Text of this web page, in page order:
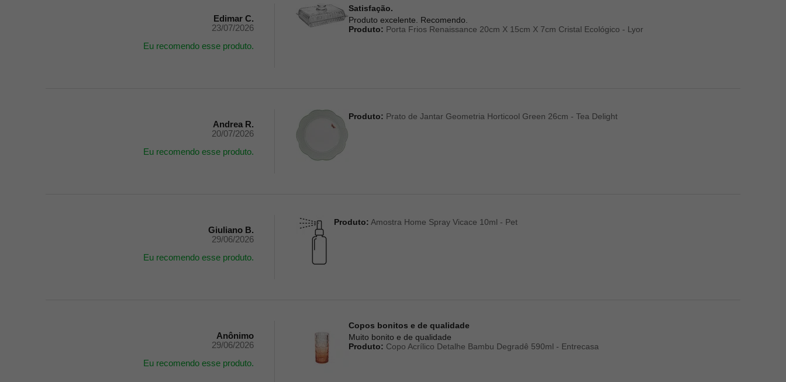
Edimar C.
23/07/2026
Eu recomendo esse produto.
Satisfação.
Produto excelente. Recomendo.
Produto: Porta Frios Renaissance 20cm X 15cm X 7cm Cristal Ecológico - Lyor
Andrea R.
20/07/2026
Eu recomendo esse produto.
Produto: Prato de Jantar Geometria Horticool Green 26cm - Tea Delight
Giuliano B.
29/06/2026
Eu recomendo esse produto.
Produto: Amostra Home Spray Vicace 10ml - Pet
Anônimo
29/06/2026
Eu recomendo esse produto.
Copos bonitos e de qualidade
Muito bonito e de qualidade
Produto: Copo Acrílico Detalhe Bambu Degradê 590ml - Entrecasa